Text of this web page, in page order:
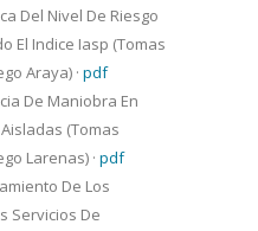
Del Nivel De Riesgo
El Indice Iasp (Tomas
Araya) · pdf
De Maniobra En
(Tomas
Larenas) · pdf
De Los
Servicios De